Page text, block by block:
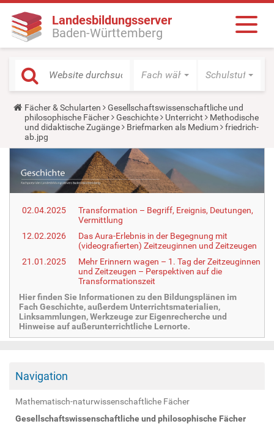
Landesbildungsserver
Baden-Württemberg
Fach wählen Schulstufe
Y
o
u
a
r
e
r
e
Fächer & Schularten
Gesellschaftswissenschaftliche und
philosophische Fächer
Geschichte Unterricht
Methodische
und didaktische Zugänge
Briefmarken als Medium
friedrich-
ab.jpg
02.04.2025
Transformation – Begriff, Ereignis, Deutungen,
Vermittlung
12.02.2026
Das Aura-Erlebnis in der Begegnung mit
(videografierten) Zeitzeuginnen und Zeitzeugen
21.01.2025
Mehr Erinnern wagen – 1. Tag der Zeitzeuginnen
und Zeitzeugen – Perspektiven auf die
Transformationszeit
Hier finden Sie Informationen zu den Bildungsplänen im
Fach Geschichte, außerdem Unterrichtsmaterialien,
Linksammlungen, Werkzeuge zur Eigenrecherche und
Hinweise auf außerunterrichtliche Lernorte.
Navigation
Mathematisch-naturwissenschaftliche Fächer
Gesellschaftswissenschaftliche und philosophische Fächer